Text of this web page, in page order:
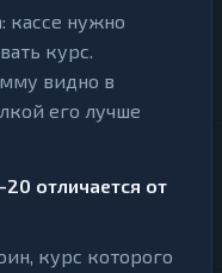
кассе нужно
курс.
видно в
его лучше
20 отличается от
курс которого